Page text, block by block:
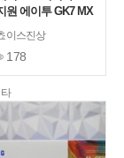
원 에이투 GK7 MX
이스진상
178